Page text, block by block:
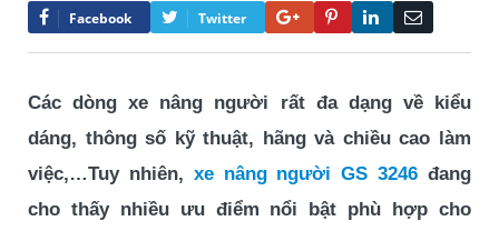
Facebook Twitter Google+PinterestLinkedIn
Các dòng xe nâng người rất đa dạng về kiểu
dáng, thông số kỹ thuật, hãng và chiều cao làm
việc,…Tuy nhiên, xe nâng người GS 3246 đang
cho thấy nhiều ưu điểm nổi bật phù hợp cho